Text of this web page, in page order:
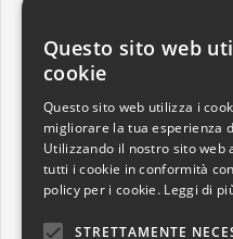
Iscriviti alla nostra
ultime novità nel
Questo sito web
cookie
Questo sito web utilizza i
migliorare la tua esperienza
Utilizzando il nostro sito web
tutti i cookie in conformità
policy per i cookie. Leggi di
STRETTAMENTE